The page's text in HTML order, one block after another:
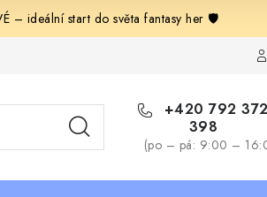
– ideální start do světa fantasy her 🛡️
Staň se bohémem! Deskoherní
+420 792 372
398
(po – pá: 9:00 –